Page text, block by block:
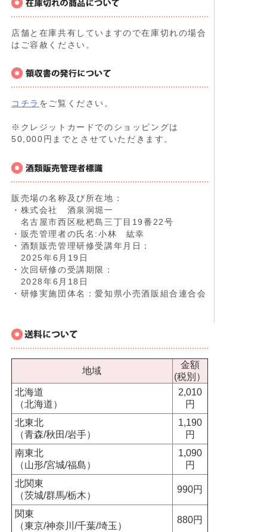
店舗と在庫共有していますので在庫切れの場合
はご容赦ください。
コチラ をご覧ください。
※クレジットカードでのショッピングは
50,000円までとさせていただきます。
販売場の名称及び所在地：
・株式会社 酒泉洞堀一
名古屋市西区枇杷島三丁目19番22号
・販売管理者の氏名:小林 紘幸
・酒類販売管理研修受講年月日：
2025年6月19日
・次回研修の受講期限：
2028年6月18日
・研修実施団体名：愛知県小売酒販組合連合会
地域
金額
(税別）
北海道
（北海道）
2,010
円
北東北
（青森/秋田/岩手）
1,190
円
南東北
（山形/宮城/福島）
1,090
円
北関東
（茨城/群馬/栃木）
990円
関東
（東京/神奈川/千葉/埼玉）
880円